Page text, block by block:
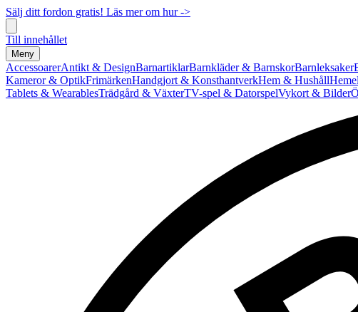
Sälj ditt fordon gratis! Läs mer om hur ->
Till innehållet
Meny
AccessoarerAntikt & DesignBarnartiklarBarnkläder & BarnskorBarnleksaker
Kameror & OptikFrimärkenHandgjort & KonsthantverkHem & Hushåll
Tablets & WearablesTrädgård & VäxterTV-spel & DatorspelVykort & Bilder